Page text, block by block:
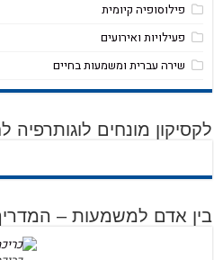
פילוסופיה קיומית
פעילויות ואירועים
שירה עברית ומשמעות בחיים
לקסיקון מונחים
בין אדם למשמעות – המדריך